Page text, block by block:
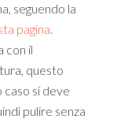
seguendo la
pagina.
con il
questo
si deve
pulire senza